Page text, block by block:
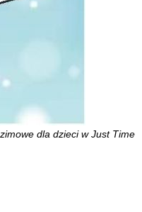
dla dzieci w Just Time